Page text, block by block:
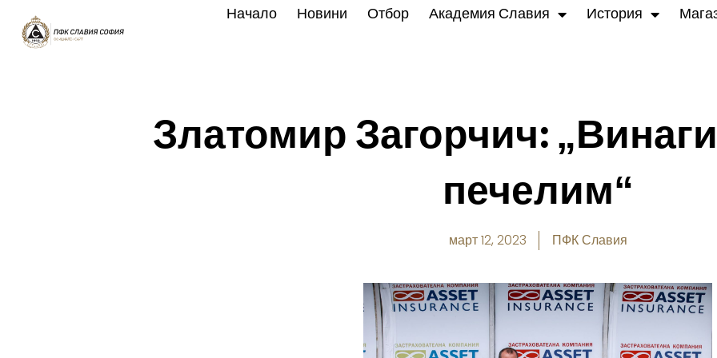
content
Начало Новини Отбор Академия Славия История
Златомир Загорчич:
печелим“
март 12, 2023 ПФК Славия